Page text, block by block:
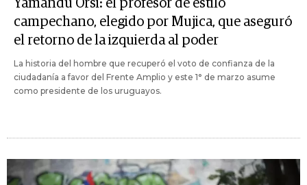
Yamandú Orsi: el profesor de estilo
campechano, elegido por Mujica, que aseguró
el retorno de la izquierda al poder
La historia del hombre que recuperó el voto de confianza de la
ciudadanía a favor del Frente Amplio y este 1° de marzo asume
como presidente de los uruguayos.